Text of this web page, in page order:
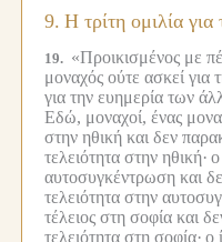
9. Η τρίτη ομιλία
19. «Προικισμένος με
μοναχός ούτε ασκεί για
για την ευημερία των
Εδώ, μοναχοί, ένας
στην ηθική και δεν
τελειότητα στην ηθική· ο
αυτοσυγκέντρωση και
τελειότητα στην
τέλειος στη σοφία και
τελειότητα στη σοφία· ο